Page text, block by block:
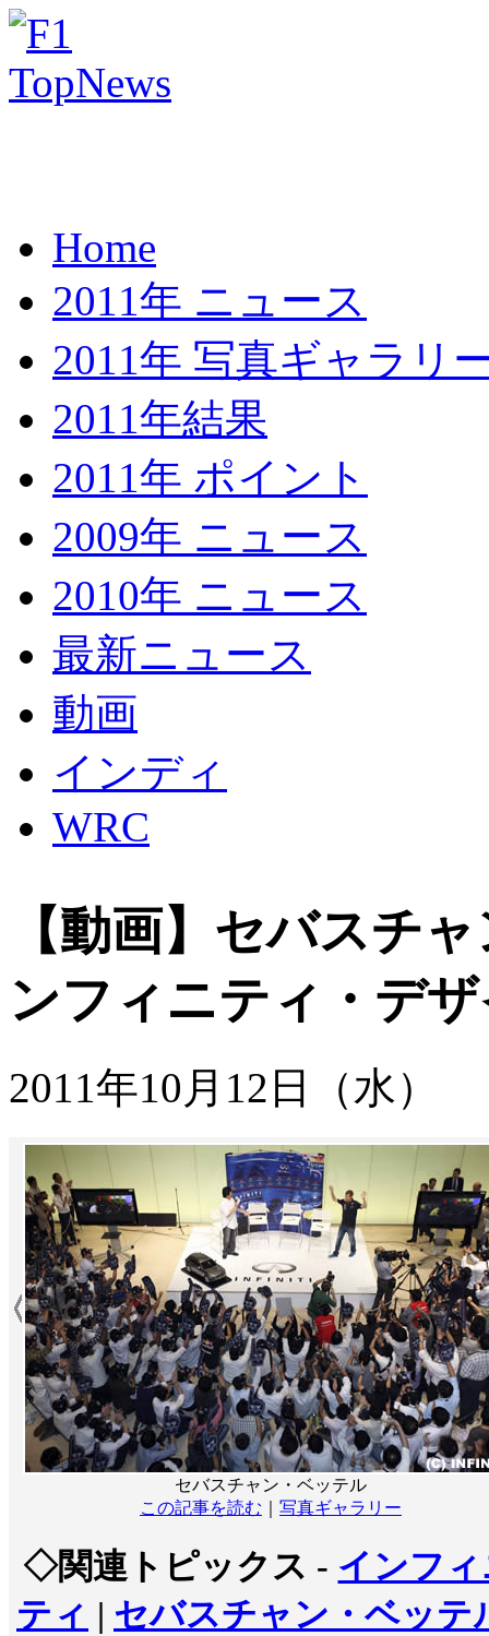
Home
2011年 ニュース
2011年 写真ギャラリ
2011年結果
2011年 ポイント
2009年 ニュース
2010年 ニュース
最新ニュース
動画
インディ
WRC
【動画】セバスチ
ンフィニティ・デ
2011年10月12日（水）
セバスチャン・ベッテル
この記事を読む
写真ギャラリー
◇関連トピックス - インフ
ティ | セバスチャン・ベッテ